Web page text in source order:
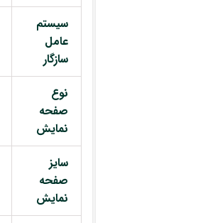
سیستم
عامل
سازگار
نوع
صفحه
نمایش
سایز
صفحه
نمایش